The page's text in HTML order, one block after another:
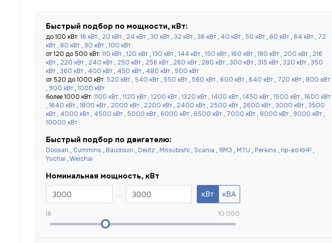
Быстрый подбор по мощности, кВт:
до 100 кВт: 16 кВт , 20 кВт , 24 кВт , 30 кВт , 32 кВт , 36 кВт , 40 кВт , 50 кВт , 60 кВт , 64 кВт , 72
кВт , 80 кВт , 90 кВт , 100 кВт
от 120 до 500 кВт: 110 кВт , 120 кВт , 130 кВт , 144 кВт , 150 кВт , 160 кВт , 180 кВт , 200 кВт , 216
кВт , 220 кВт , 240 кВт , 250 кВт , 256 кВт , 260 кВт , 280 кВт , 300 кВт , 315 кВт , 320 кВт , 350
кВт , 360 кВт , 400 кВт , 450 кВт , 480 кВт , 500 кВт
от 520 до 1000 кВт: 520 кВт , 540 кВт , 550 кВт , 560 кВт , 600 кВт , 640 кВт , 720 кВт , 800 кВт
, 900 кВт , 1000 кВт
более 1000 кВт: 1100 кВт , 1120 кВт , 1200 кВт , 1320 кВт , 1400 кВт , 1450 кВт , 1500 кВт , 1600 кВт
, 1640 кВт , 1800 кВт , 2000 кВт , 2200 кВт , 2400 кВт , 2500 кВт , 2600 кВт , 3000 кВт , 3500
кВт , 4000 кВт , 4500 кВт , 5000 кВт , 6000 кВт , 6500 кВт , 7000 кВт , 8000 кВт , 9000 кВт ,
10000 кВт
Быстрый подбор по двигателю:
Doosan , Cummins , Baudouin , Deutz , Mitsubishi , Scania , ЯМЗ , MTU , Perkins , пр-во КНР ,
Yuchai ,Weichai
Номинальная мощность, кВт
16 10 000